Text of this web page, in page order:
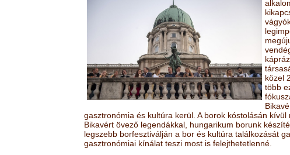
közel
több
gasztronómia és kultúra kerül. A borok kóstolásán kívül
Bikavért övező legendákkal, hungarikum borunk
legszebb borfesztiválján a bor és kultúra találkozását
gasztronómiai kínálat teszi most is felejthetetlenné.